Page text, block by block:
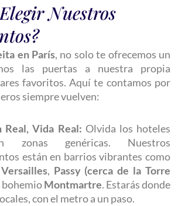
Nuestros
en París, no solo te ofrecemos un
las puertas a nuestra propia
favoritos. Aquí te contamos por
siempre vuelven:
Real, Vida Real: Olvida los hoteles
zonas genéricas. Nuestros
están en barrios vibrantes como
, Passy (cerca de la Torre
Montmartre. Estarás donde
con el metro a un paso.